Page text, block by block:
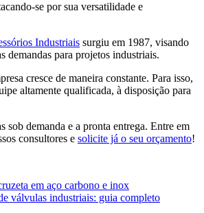
se por sua versatilidade e
Industriais surgiu em 1987, visando
demandas para projetos industriais.
cresce de maneira constante. Para isso,
altamente qualificada, à disposição para
sob demanda e a pronta entrega. Entre em
consultores e solicite já o seu orçamento!
em aço carbono e inox
válvulas industriais: guia completo